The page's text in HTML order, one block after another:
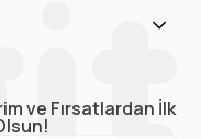
ve Fırsatlardan İlk